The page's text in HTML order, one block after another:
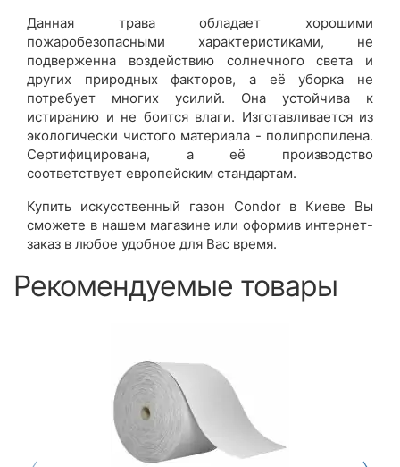
Данная трава обладает хорошими
пожаробезопасными характеристиками, не
подверженна воздействию солнечного света и
других природных факторов, а её уборка не
потребует многих усилий. Она устойчива к
истиранию и не боится влаги. Изготавливается из
экологически чистого материала - полипропилена.
Сертифицирована, а её производство
соответствует европейским стандартам.
Купить искусственный газон Condor в Киеве Вы
сможете в нашем магазине или оформив интернет-
заказ в любое удобное для Вас время.
Рекомендуемые товары